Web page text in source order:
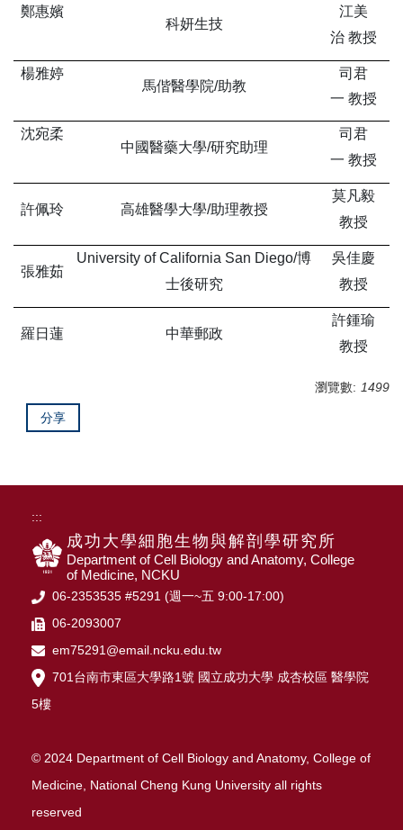
鄭惠嬪
科妍生技
江美
治 教授
楊雅婷
馬偕醫學院/助教
司君
一 教授
沈宛柔
中國醫藥大學/研究助理
司君
一 教授
許佩玲 高雄醫學大學/助理教授
莫凡毅
教授
張雅茹
University of California San Diego/博
士後研究
吳佳慶
教授
羅日蓮 中華郵政
許鍾瑜
教授
瀏覽數: 1499
分享
:::
成功大學細胞生物與解剖學研究所
Department of Cell Biology and Anatomy, College
of Medicine, NCKU
06-2353535 #5291 (週一~五 9:00-17:00)
06-2093007
em75291@email.ncku.edu.tw
701台南市東區大學路1號 國立成功大學 成杏校區 醫學院
5樓
© 2024 Department of Cell Biology and Anatomy, College of
Medicine, National Cheng Kung University all rights
reserved